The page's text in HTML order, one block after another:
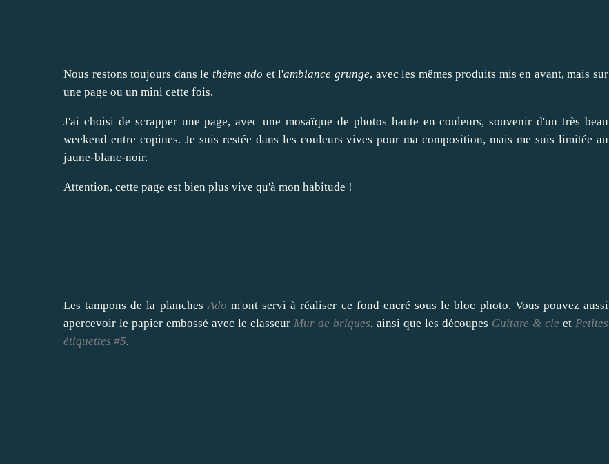
Nous restons toujours dans le thème ado et l'ambiance grunge, avec les mêmes produits mis en avant, mais sur
une page ou un mini cette fois.
J'ai choisi de scrapper une page, avec une mosaïque de photos haute en couleurs, souvenir d'un très beau
weekend entre copines. Je suis restée dans les couleurs vives pour ma composition, mais me suis limitée au
jaune-blanc-noir.
Attention, cette page est bien plus vive qu'à mon habitude !
Les tampons de la planches Ado m'ont servi à réaliser ce fond encré sous le bloc photo. Vous pouvez aussi
apercevoir le papier embossé avec le classeur Mur de briques, ainsi que les découpes Guitare & cie et Petites
étiquettes #5.